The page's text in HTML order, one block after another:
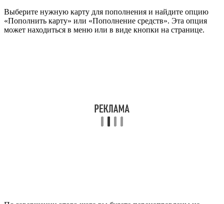
Выберите нужную карту для пополнения и найдите опцию
«Пополнить карту» или «Пополнение средств». Эта опция
может находиться в меню или в виде кнопки на странице.